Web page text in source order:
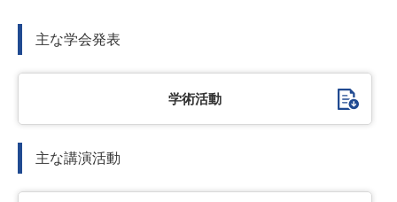
主な学会発表
学術活動
主な講演活動